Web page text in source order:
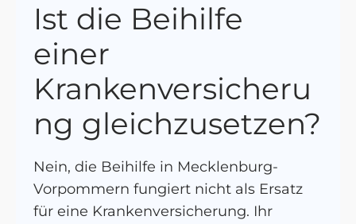
Ist die Beihilfe
einer
Krankenversicheru
ng gleichzusetzen?
Nein, die Beihilfe in Mecklenburg-
Vorpommern fungiert nicht als Ersatz
für eine Krankenversicherung. Ihr